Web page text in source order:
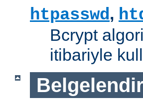
htpasswd,
Bcrypt
itibariyle